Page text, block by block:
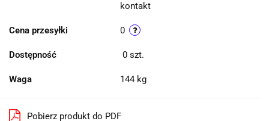
kontakt
Cena przesyłki 0
Dostępność 0 szt.
Waga 144 kg
Pobierz produkt do PDF